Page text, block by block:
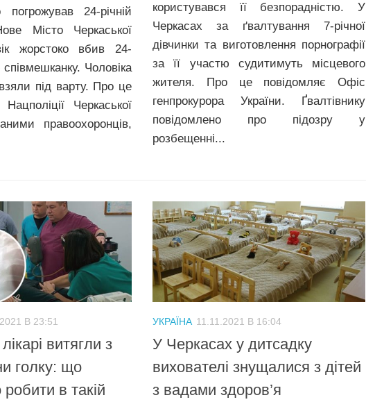
погрожував 24-річній
Місто Черкаської
жорстоко вбив 24-
Чоловіка
під варту. Про це
Черкаської
правоохоронців,
користувався її безпорадністю. У
Черкасах за ґвалтування 7-річної
дівчинки та виготовлення порнографії
за її участю судитимуть місцевого
жителя. Про це повідомляє Офіс
генпрокурора України. Ґвалтівнику
повідомлено про підозру у
розбещенні...
В 23:51
витягли з
голку: що
в такій
УКРАЇНА 11.11.2021 В 16:04
У Черкасах у дитсадку
вихователі знущалися з дітей
з вадами здоров’я